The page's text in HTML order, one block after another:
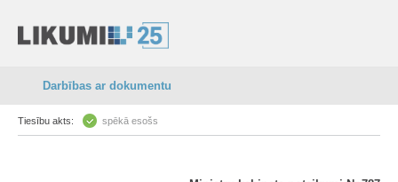
Darbības ar dokumentu
Tiesību akts: spēkā esošs